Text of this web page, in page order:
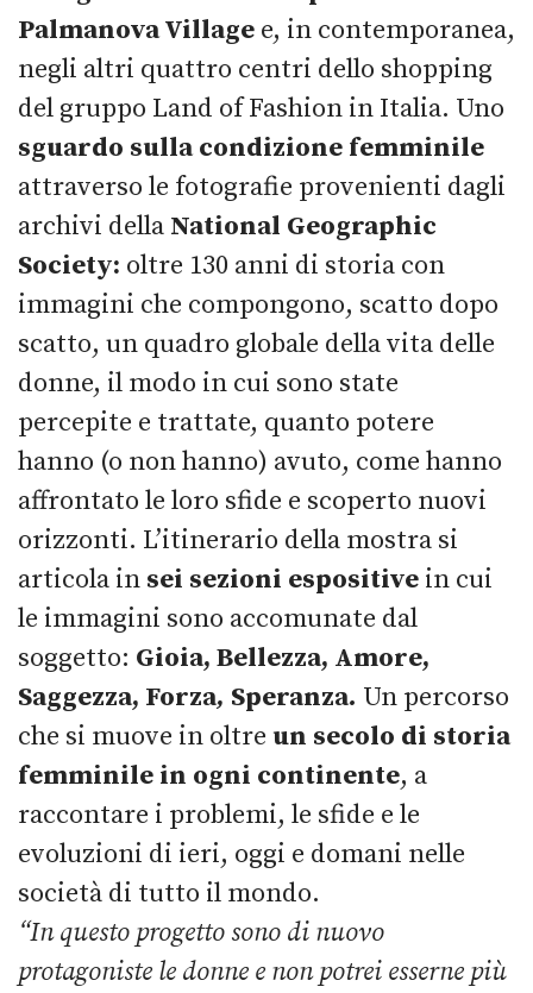
Palmanova Village e, in contemporanea,
negli altri quattro centri dello shopping
del gruppo Land of Fashion in Italia. Uno
sguardo sulla condizione femminile
attraverso le fotografie provenienti dagli
archivi della National Geographic
Society: oltre 130 anni di storia con
immagini che compongono, scatto dopo
scatto, un quadro globale della vita delle
donne, il modo in cui sono state
percepite e trattate, quanto potere
hanno (o non hanno) avuto, come hanno
affrontato le loro sfide e scoperto nuovi
orizzonti. L’itinerario della mostra si
articola in sei sezioni espositive in cui
le immagini sono accomunate dal
soggetto: Gioia, Bellezza, Amore,
Saggezza, Forza, Speranza. Un percorso
che si muove in oltre un secolo di storia
femminile in ogni continente, a
raccontare i problemi, le sfide e le
evoluzioni di ieri, oggi e domani nelle
società di tutto il mondo.
“In questo progetto sono di nuovo
protagoniste le donne e non potrei esserne più